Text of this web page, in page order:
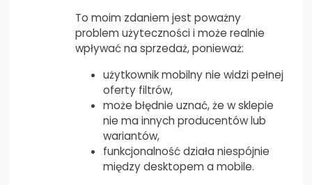
To moim zdaniem jest poważny
problem użyteczności i może realnie
wpływać na sprzedaż, ponieważ:
użytkownik mobilny nie widzi pełnej
oferty filtrów,
może błędnie uznać, że w sklepie
nie ma innych producentów lub
wariantów,
funkcjonalność działa niespójnie
między desktopem a mobile.